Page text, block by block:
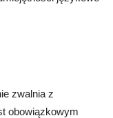
zwalnia z
obowiązkowym